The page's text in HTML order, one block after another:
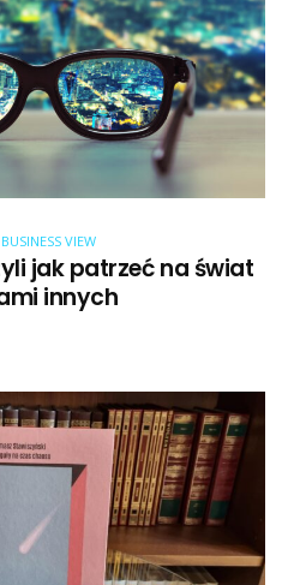
VIEW
jak patrzeć na świat
innych